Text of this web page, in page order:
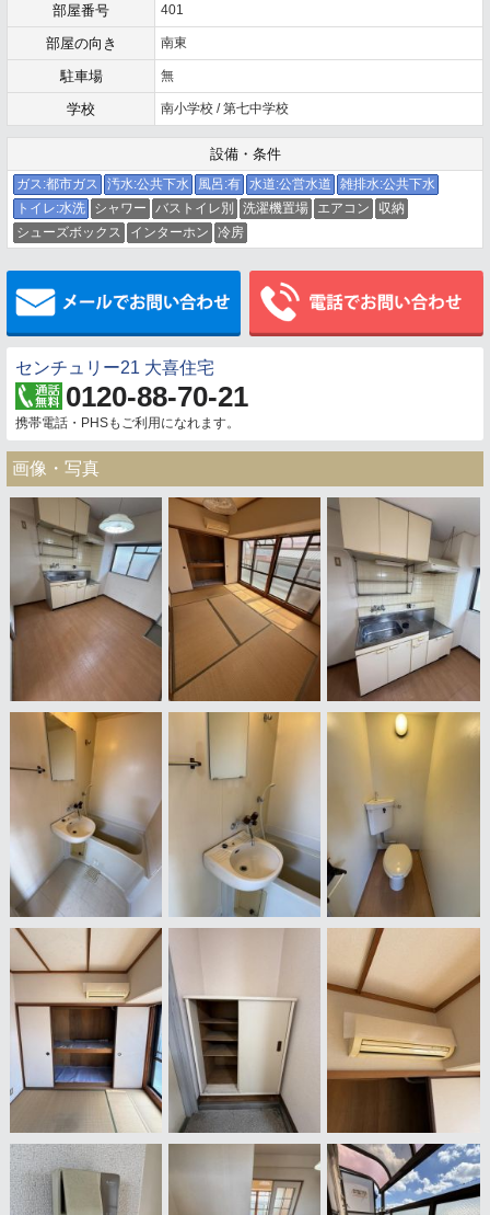
部屋番号 401
部屋の向き 南東
駐車場 無
学校 南小学校 / 第七中学校
設備・条件
ガス:都市ガス 汚水:公共下水 風呂:有 水道:公営水道
雑排水:公共下水
トイレ:水洗
シャワー バストイレ別 洗濯機置場 エアコン
収納
シューズボックス
インターホン 冷房
メールでお問い合わせ
センチュリー21 大喜住宅
0120-88-70-21
携帯電話・PHSもご利用になれます。
画像・写真